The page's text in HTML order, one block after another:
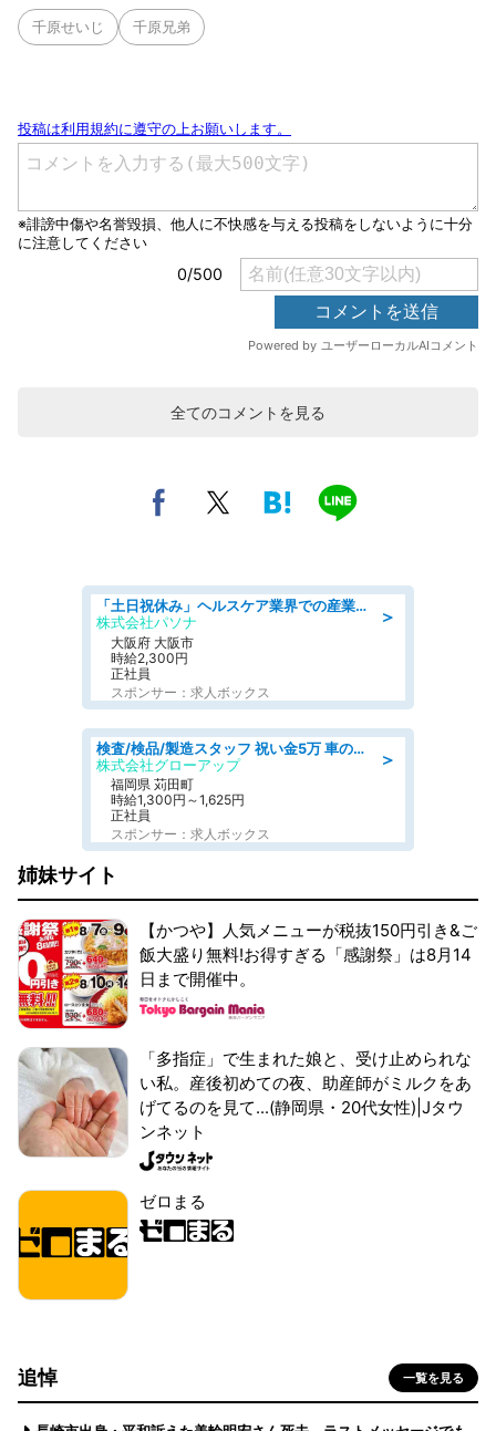
千原せいじ 千原兄弟
全てのコメントを見る
＞
「土日祝休み」ヘルスケア業界での産業保健師業務/看護師/高時給/要資格:正看護師
株式会社パソナ
大阪府 大阪市
時給2,300円
正社員
スポンサー：求人ボックス
＞
検査/検品/製造スタッフ 祝い金5万 車のシートにホツレがないか目視チェック
株式会社グローアップ
福岡県 苅田町
時給1,300円～1,625円
正社員
スポンサー：求人ボックス
姉妹サイト
【かつや】人気メニューが税抜150円引き&ご
飯大盛り無料!お得すぎる「感謝祭」は8月14
日まで開催中。
「多指症」で生まれた娘と、受け止められな
い私。産後初めての夜、助産師がミルクをあ
げてるのを見て...(静岡県・20代女性)|Jタウ
ンネット
ゼロまる
追悼 一覧を見る